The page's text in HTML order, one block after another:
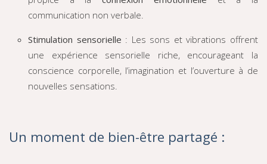
communication non verbale.
Stimulation sensorielle : Les sons et vibrations offrent
une expérience sensorielle riche, encourageant la
conscience corporelle, l’imagination et l’ouverture à de
nouvelles sensations.
Un moment de bien-être partagé :